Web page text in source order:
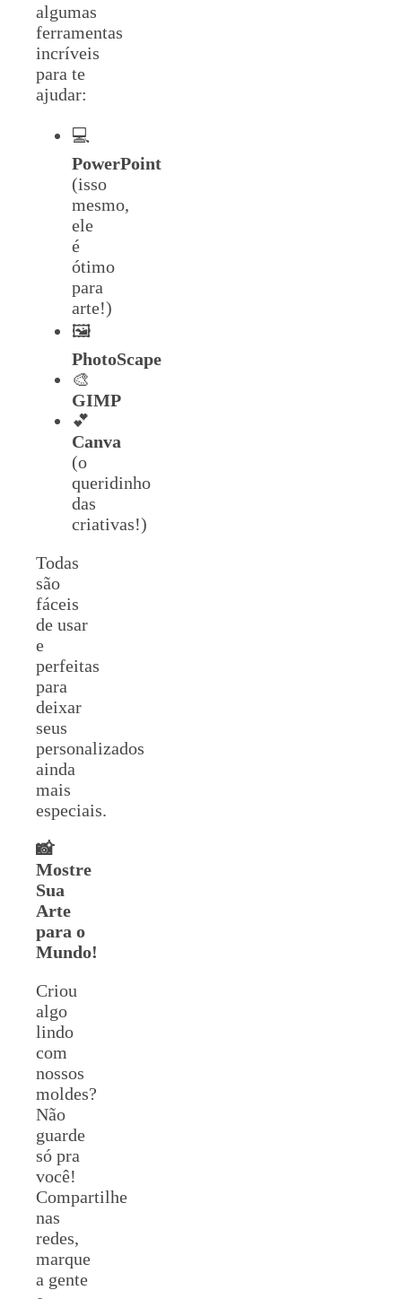
algumas
ferramentas
incríveis
para te
ajudar:
💻
PowerPoint
(isso
mesmo,
ele
é
ótimo
para
arte!)
🖼️
PhotoScape
🎨
GIMP
💕
Canva
(o
queridinho
das
criativas!)
Todas
são
fáceis
de usar
e
perfeitas
para
deixar
seus
personalizados
ainda
mais
especiais.
📸
Mostre
Sua
Arte
para o
Mundo!
Criou
algo
lindo
com
nossos
moldes?
Não
guarde
só pra
você!
Compartilhe
nas
redes,
marque
a gente